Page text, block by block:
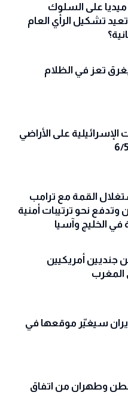
على السلوك
تشكيل الرأي العام
تعز في الظلام
على الأراضي
القمة مع ترامب
نحو ترتيبات أمنية
الخليج وآسيا
جنديين أمريكيين
المغرب
سيغيّر موقعها في
وطهران من اتفاق